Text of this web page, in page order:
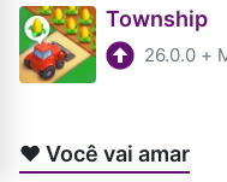
Township
26.0.0 +
❤️ Você vai amar